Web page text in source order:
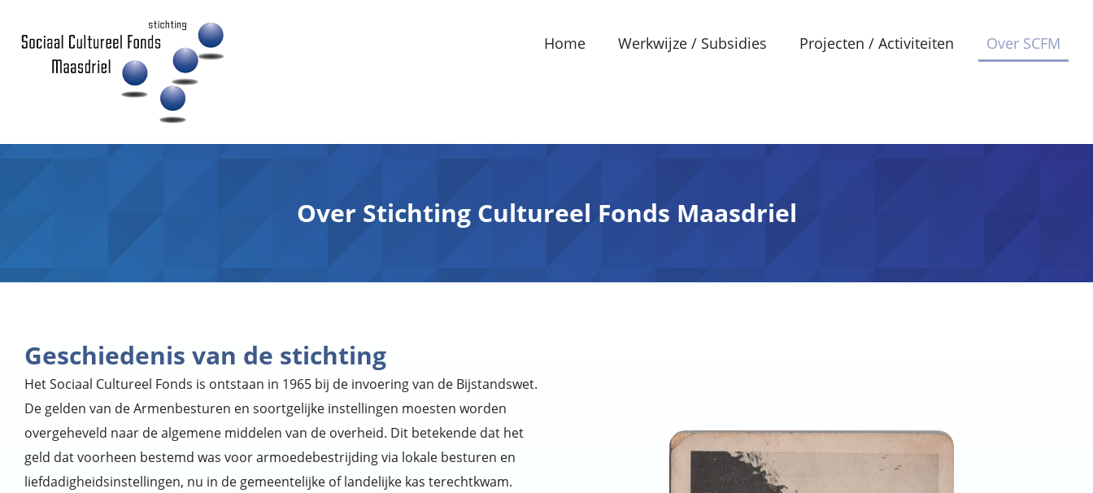
Home Werkwijze / Subsidies Projecten / Activiteiten Over SCFM
Over Stichting Cultureel Fonds Maasdriel
Geschiedenis van de stichting
Het Sociaal Cultureel Fonds is ontstaan in 1965 bij de invoering van de Bijstandswet.
De gelden van de Armenbesturen en soortgelijke instellingen moesten worden
overgeheveld naar de algemene middelen van de overheid. Dit betekende dat het
geld dat voorheen bestemd was voor armoedebestrijding via lokale besturen en
liefdadigheidsinstellingen, nu in de gemeentelijke of landelijke kas terechtkwam.